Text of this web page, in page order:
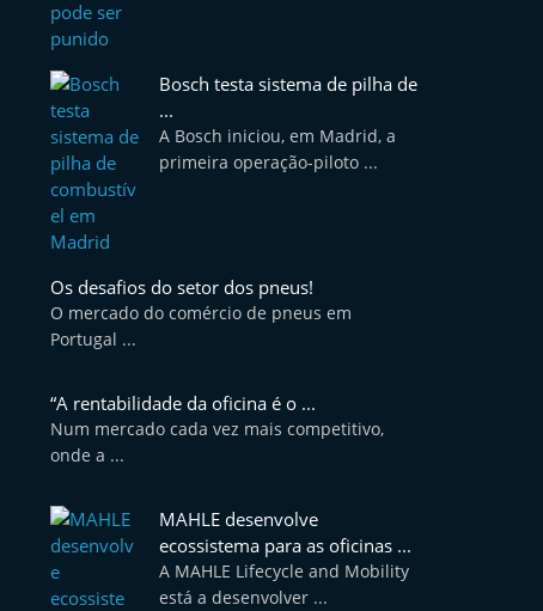
Bosch testa sistema de pilha de
...
A Bosch iniciou, em Madrid, a
primeira operação-piloto ...
Os desafios do setor dos pneus!
O mercado do comércio de pneus em
Portugal ...
“A rentabilidade da oficina é o ...
Num mercado cada vez mais competitivo,
onde a ...
MAHLE desenvolve
ecossistema para as oficinas ...
A MAHLE Lifecycle and Mobility
está a desenvolver ...